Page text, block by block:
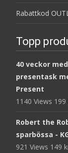
Rabattkod
Topp
40 veckor
presentask
Present
1140 Views 199
Robert the
sparbössa -
921 Views 149